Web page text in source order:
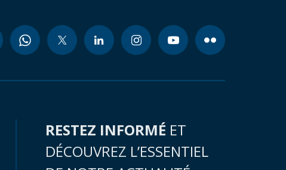
RESTEZ INFORMÉ ET
DÉCOUVREZ L’ESSENTIEL